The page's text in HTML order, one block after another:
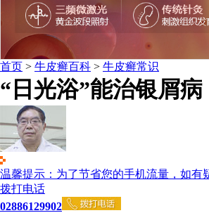
首页 > 牛皮癣百科 > 牛皮癣常识
“日光浴”能治银屑病
温馨提示：为了节省您的手机流量，如有
拨打电话
02886129902